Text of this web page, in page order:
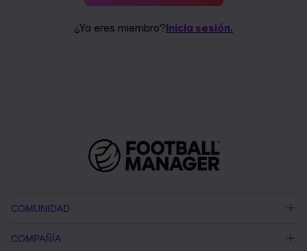
¿Ya eres miembro?Inicia sesión.
COMUNIDAD
COMPAÑÍA